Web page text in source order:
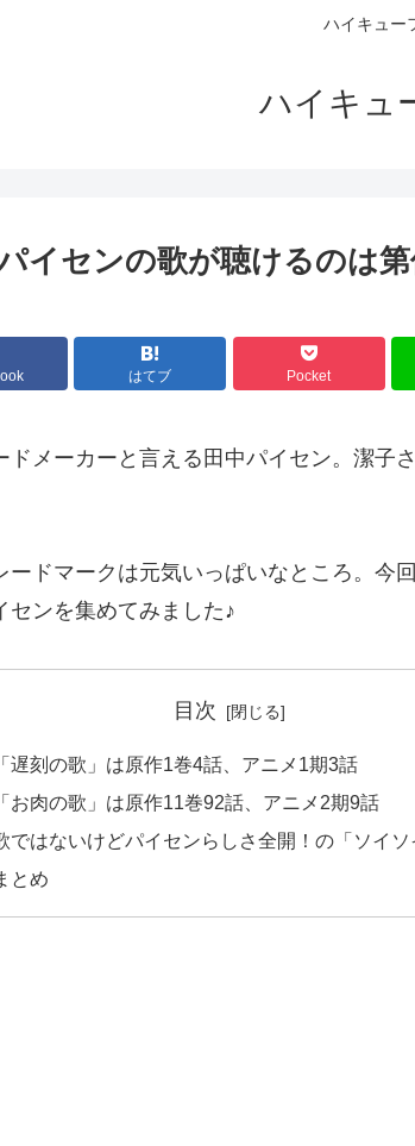
ハイキュー
ハイキュ
イセンの歌が聴けるのは
はてブ Pocket
ドメーカーと言える田中パイセン。潔子
ドマークは元気いっぱいなところ。今
センを集めてみました♪
目次
「遅刻の歌」は原作1巻4話、アニメ1期3話
「お肉の歌」は原作11巻92話、アニメ2期9話
ではないけどパイセンらしさ全開！の「ソイソ
とめ